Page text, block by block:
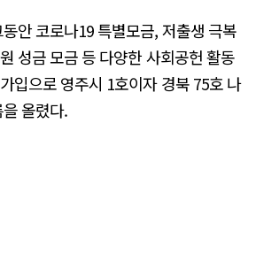
안 코로나19 특별모금, 저출생 극복
성금 모금 등 다양한 사회공헌 활동
입으로 영주시 1호이자 경북 75호 나
올렸다.